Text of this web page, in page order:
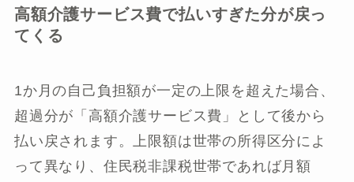
高額介護サービス費で払いすぎた分が戻っ
てくる
1か月の自己負担額が一定の上限を超えた場合、
超過分が「高額介護サービス費」として後から
払い戻されます。上限額は世帯の所得区分によ
って異なり、住民税非課税世帯であれば月額